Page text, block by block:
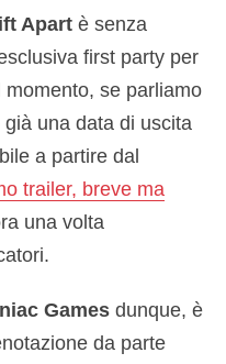
Apart è senza
first party per
se parliamo
una data di uscita
a partire dal
trailer, breve ma
una volta
Games dunque, è
da parte